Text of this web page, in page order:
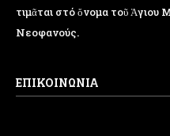
τιμᾶται στό ὄνομα τοῦ
Νεοφανούς.
ΕΠΙΚΟΙΝΩΝΙΑ